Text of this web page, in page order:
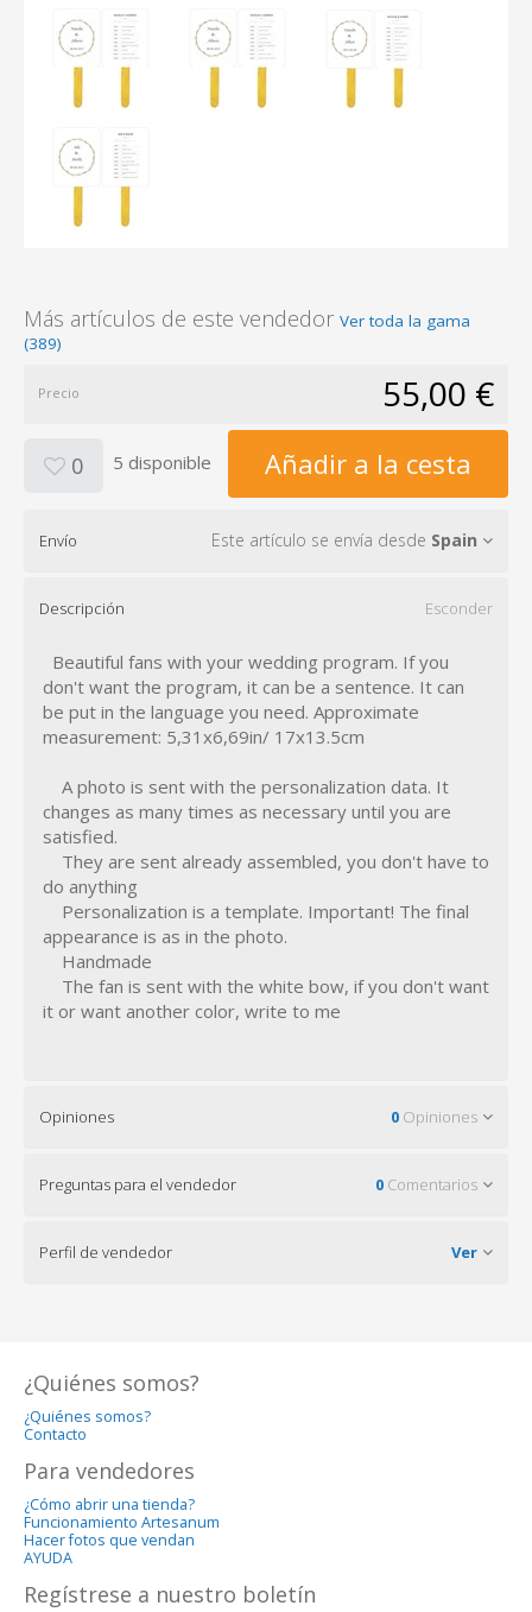
Más artículos de este vendedor Ver toda la gama
(389)
Precio 55,00 €
0 5 disponible Añadir a la cesta
Envío Este artículo se envía desde Spain
Descripción Esconder
Beautiful fans with your wedding program. If you
don't want the program, it can be a sentence. It can
be put in the language you need. Approximate
measurement: 5,31x6,69in/ 17x13.5cm
A photo is sent with the personalization data. It
changes as many times as necessary until you are
satisfied.
They are sent already assembled, you don't have to
do anything
Personalization is a template. Important! The final
appearance is as in the photo.
Handmade
The fan is sent with the white bow, if you don't want
it or want another color, write to me
Opiniones 0 Opiniones
Preguntas para el vendedor 0 Comentarios
Perfil de vendedor Ver
¿Quiénes somos?
¿Quiénes somos?
Contacto
Para vendedores
¿Cómo abrir una tienda?
Funcionamiento Artesanum
Hacer fotos que vendan
AYUDA
Regístrese a nuestro boletín